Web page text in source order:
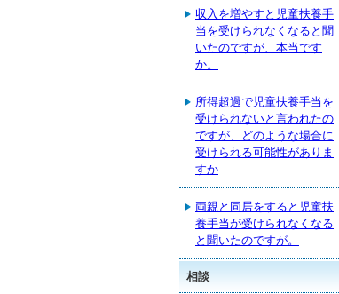
収入を増やすと児童扶養手
当を受けられなくなると聞
いたのですが、本当です
か。
所得超過で児童扶養手当を
受けられないと言われたの
ですが、どのような場合に
受けられる可能性がありま
すか
両親と同居をすると児童扶
養手当が受けられなくなる
と聞いたのですが。
相談